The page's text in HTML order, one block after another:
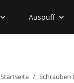
Auspuff
Startseite Schrauben